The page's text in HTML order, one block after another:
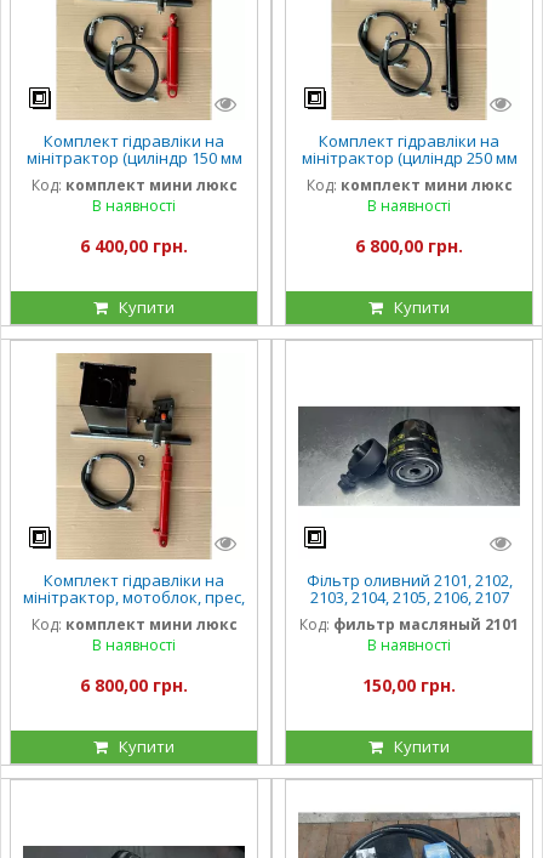
Комплект гідравліки на
мінітрактор (циліндр 150 мм
хід)
Код: комплект мини люкс
В наявності
6 400,00 грн.
Купити
Комплект гідравліки на
мінітрактор (циліндр 250 мм
хід)
Код: комплект мини люкс
В наявності
6 800,00 грн.
Купити
Комплект гідравліки на
мінітрактор, мотоблок, прес,
маслостанцію (ручний насос
односторонній,
гідроциліндр на 1 вихід, РВД)
Код: комплект мини люкс
В наявності
6 800,00 грн.
Купити
Фільтр оливний 2101, 2102,
2103, 2104, 2105, 2106, 2107
Код: фильтр масляный 2101
В наявності
150,00 грн.
Купити